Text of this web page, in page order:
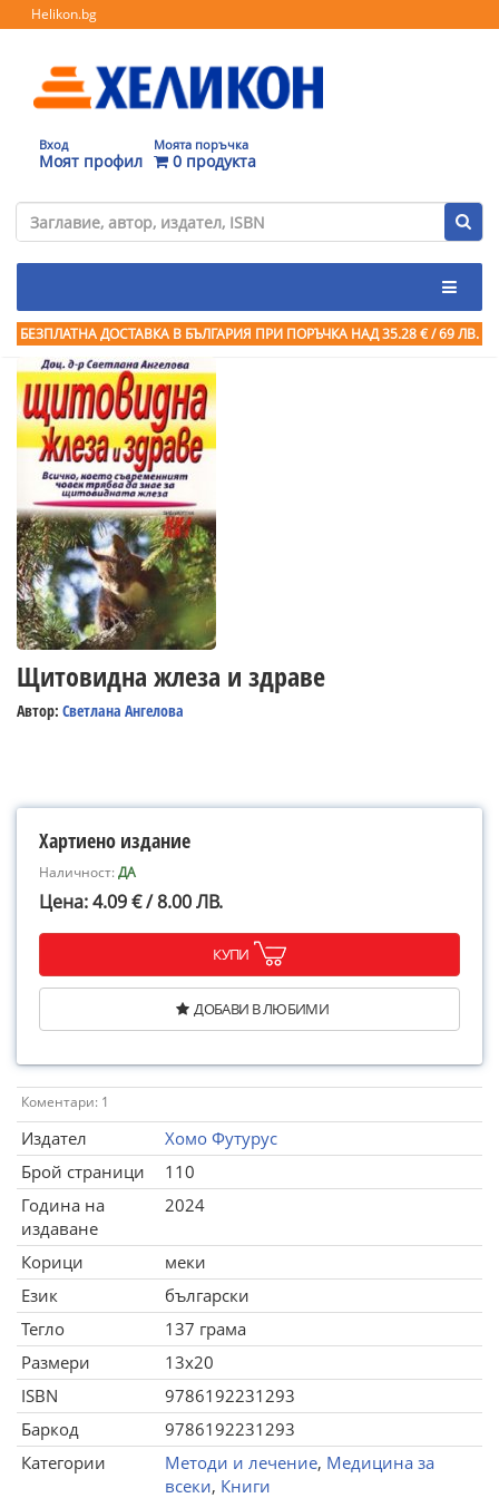
Helikon.bg
Вход
Моят профил
Моята поръчка
0 продукта
БЕЗПЛАТНА ДОСТАВКА В БЪЛГАРИЯ ПРИ ПОРЪЧКА НАД 35.28 € / 69 ЛВ.
Щитовидна жлеза и здраве
Автор: Светлана Ангелова
Хартиено издание
Наличност:ДА
Цена: 4.09 € / 8.00 ЛВ.
КУПИ
ДОБАВИ В ЛЮБИМИ
Коментари: 1
Издател
Хомо Футурус
Брой страници
110
Година на
издаване
2024
Корици
меки
Език
български
Тегло
137 грама
Размери
13x20
ISBN
9786192231293
Баркод
9786192231293
Категории
Методи и лечение, Медицина за
всеки, Книги